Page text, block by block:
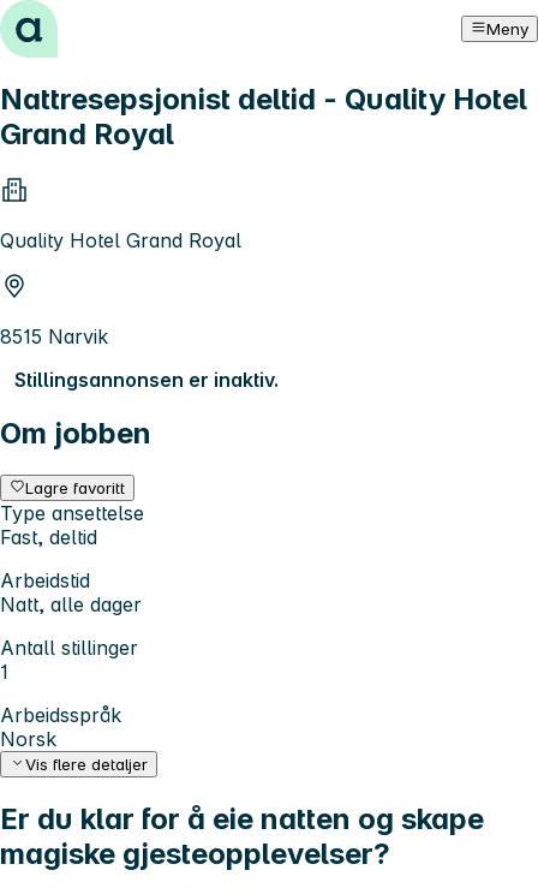
Hopp til innhold Meny
Nattresepsjonist deltid - Quality Hotel
Grand Royal
Quality Hotel Grand Royal
8515 Narvik
Stillingsannonsen er inaktiv.
Om jobben
Lagre favoritt
Type ansettelse
Fast, deltid
Arbeidstid
Natt, alle dager
Antall stillinger
1
Arbeidsspråk
Norsk
Vis flere detaljer
Er du klar for å eie natten og skape
magiske gjesteopplevelser?